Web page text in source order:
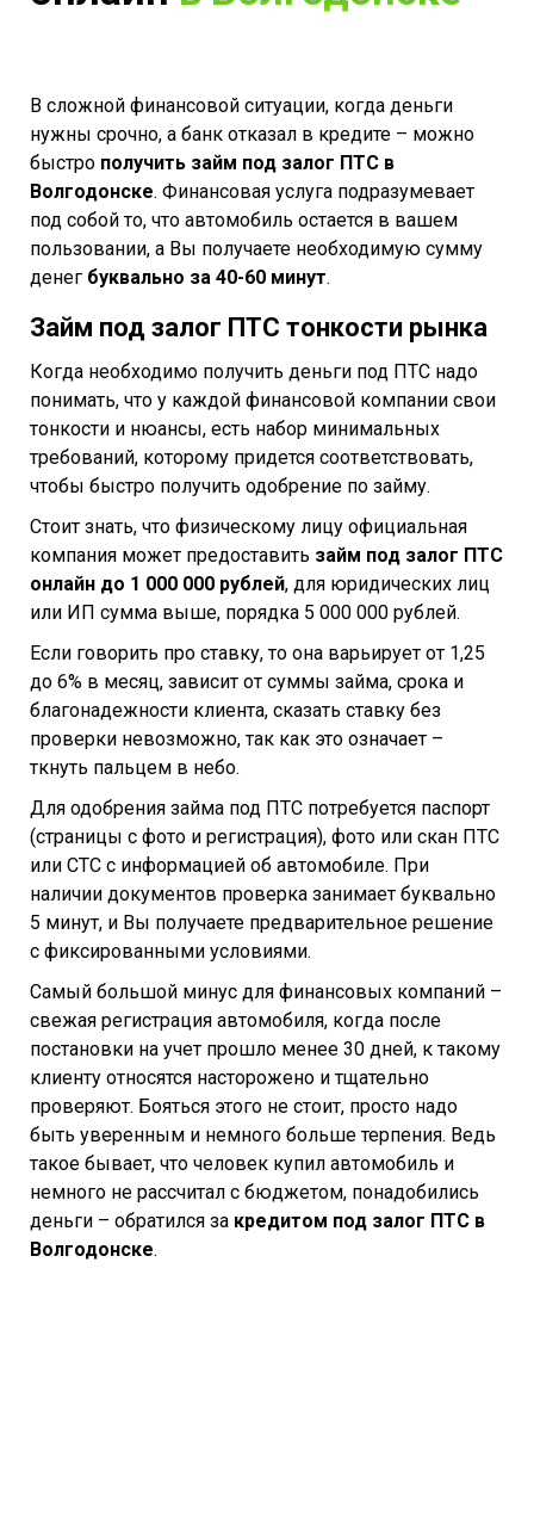
В сложной финансовой ситуации, когда деньги
нужны срочно, а банк отказал в кредите – можно
быстро получить займ под залог ПТС в
Волгодонске. Финансовая услуга подразумевает
под собой то, что автомобиль остается в вашем
пользовании, а Вы получаете необходимую сумму
денег буквально за 40-60 минут.
Займ под залог ПТС тонкости рынка
Когда необходимо получить деньги под ПТС надо
понимать, что у каждой финансовой компании свои
тонкости и нюансы, есть набор минимальных
требований, которому придется соответствовать,
чтобы быстро получить одобрение по займу.
Стоит знать, что физическому лицу официальная
компания может предоставить займ под залог ПТС
онлайн до 1 000 000 рублей, для юридических лиц
или ИП сумма выше, порядка 5 000 000 рублей.
Если говорить про ставку, то она варьирует от 1,25
до 6% в месяц, зависит от суммы займа, срока и
благонадежности клиента, сказать ставку без
проверки невозможно, так как это означает –
ткнуть пальцем в небо.
Для одобрения займа под ПТС потребуется паспорт
(страницы с фото и регистрация), фото или скан ПТС
или СТС с информацией об автомобиле. При
наличии документов проверка занимает буквально
5 минут, и Вы получаете предварительное решение
с фиксированными условиями.
Самый большой минус для финансовых компаний –
свежая регистрация автомобиля, когда после
постановки на учет прошло менее 30 дней, к такому
клиенту относятся насторожено и тщательно
проверяют. Бояться этого не стоит, просто надо
быть уверенным и немного больше терпения. Ведь
такое бывает, что человек купил автомобиль и
немного не рассчитал с бюджетом, понадобились
деньги – обратился за кредитом под залог ПТС в
Волгодонске.